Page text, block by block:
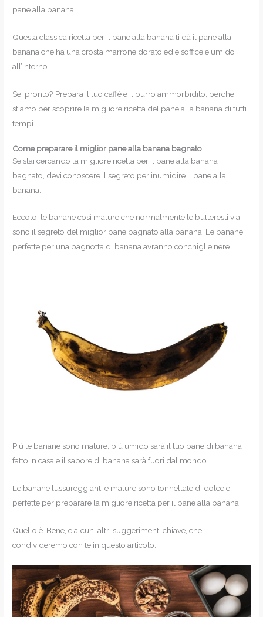
pane alla banana.
Questa classica ricetta per il pane alla banana ti dà il pane alla
banana che ha una crosta marrone dorato ed è soffice e umido
all’interno.
Sei pronto? Prepara il tuo caffè e il burro ammorbidito, perché
stiamo per scoprire la migliore ricetta del pane alla banana di tutti i
tempi.
Come preparare il miglior pane alla banana bagnato
Se stai cercando la migliore ricetta per il pane alla banana
bagnato, devi conoscere il segreto per inumidire il pane alla
banana.
Eccolo: le banane così mature che normalmente le butteresti via
sono il segreto del miglior pane bagnato alla banana. Le banane
perfette per una pagnotta di banana avranno conchiglie nere.
Più le banane sono mature, più umido sarà il tuo pane di banana
fatto in casa e il sapore di banana sarà fuori dal mondo.
Le banane lussureggianti e mature sono tonnellate di dolce e
perfette per preparare la migliore ricetta per il pane alla banana.
Quello è. Bene, e alcuni altri suggerimenti chiave, che
condivideremo con te in questo articolo.